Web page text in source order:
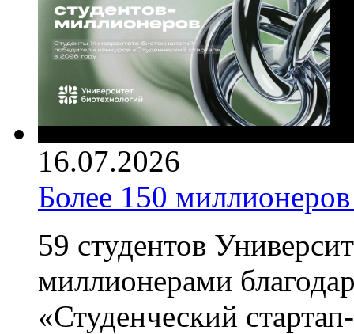
16.07.2026
Более 150
59 студентов
миллионерами
«Студенческий